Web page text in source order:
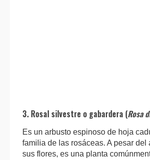
3. Rosal silvestre o gabardera (Rosa
Es un arbusto espinoso de hoja
familia de las rosáceas. A pesar del
sus flores, es una planta